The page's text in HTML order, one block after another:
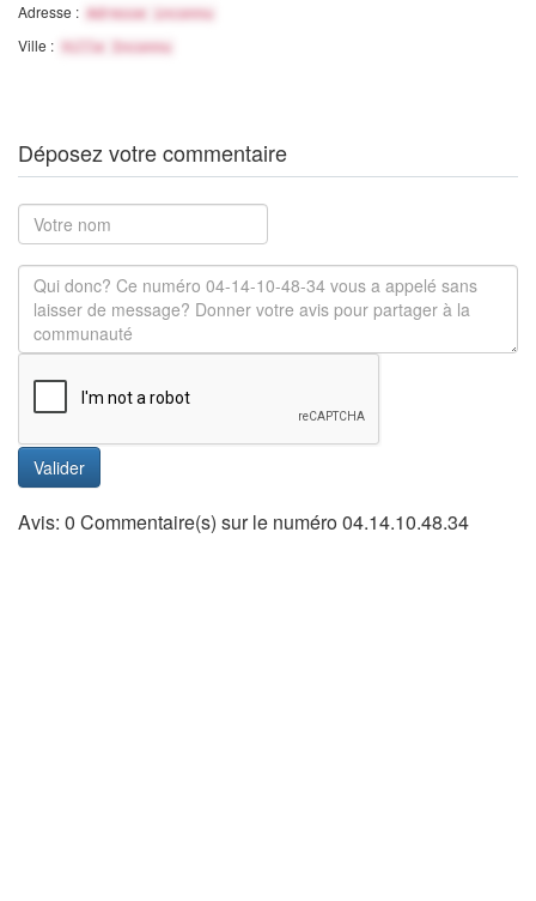
Adresse : Adresse inconnu
Ville : Ville Inconnu
Déposez votre commentaire
Valider
Avis: 0 Commentaire(s) sur le numéro 04.14.10.48.34